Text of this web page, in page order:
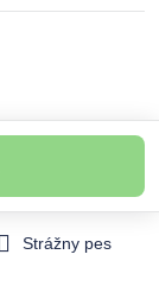
Strážny pes